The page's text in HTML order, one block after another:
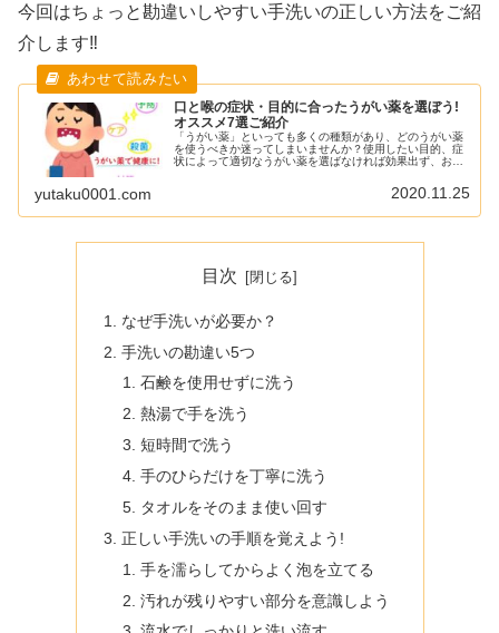
今回はちょっと勘違いしやすい手洗いの正しい方法をご紹
介します‼
口と喉の症状・目的に合ったうがい薬を選ぼう!
オススメ7選ご紹介
「うがい薬」といっても多くの種類があり、どのうがい薬
を使うべきか迷ってしまいませんか？使用したい目的、症
状によって適切なうがい薬を選ばなければ効果出ず、お口
yutaku0001.com 2020.11.25
目次
なぜ手洗いが必要か？
手洗いの勘違い5つ
石鹸を使用せずに洗う
熱湯で手を洗う
短時間で洗う
手のひらだけを丁寧に洗う
タオルをそのまま使い回す
正しい手洗いの手順を覚えよう!
手を濡らしてからよく泡を立てる
汚れが残りやすい部分を意識しよう